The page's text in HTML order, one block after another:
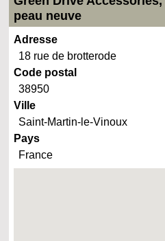
peau neuve
Adresse
18 rue de brotterode
Code postal
38950
Ville
Saint-Martin-le-Vinoux
Pays
France